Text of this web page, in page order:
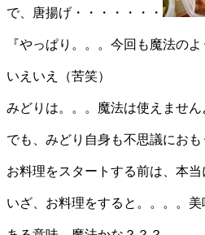
で、唐揚げ・・・・・・・
『やっぱり。。。今回も魔法の
いえいえ（苦笑）
みどりは。。。魔法は使えません
でも、みどり自身も不思議におも
お料理をスタートする前は、本
いざ、お料理をすると。。。。美